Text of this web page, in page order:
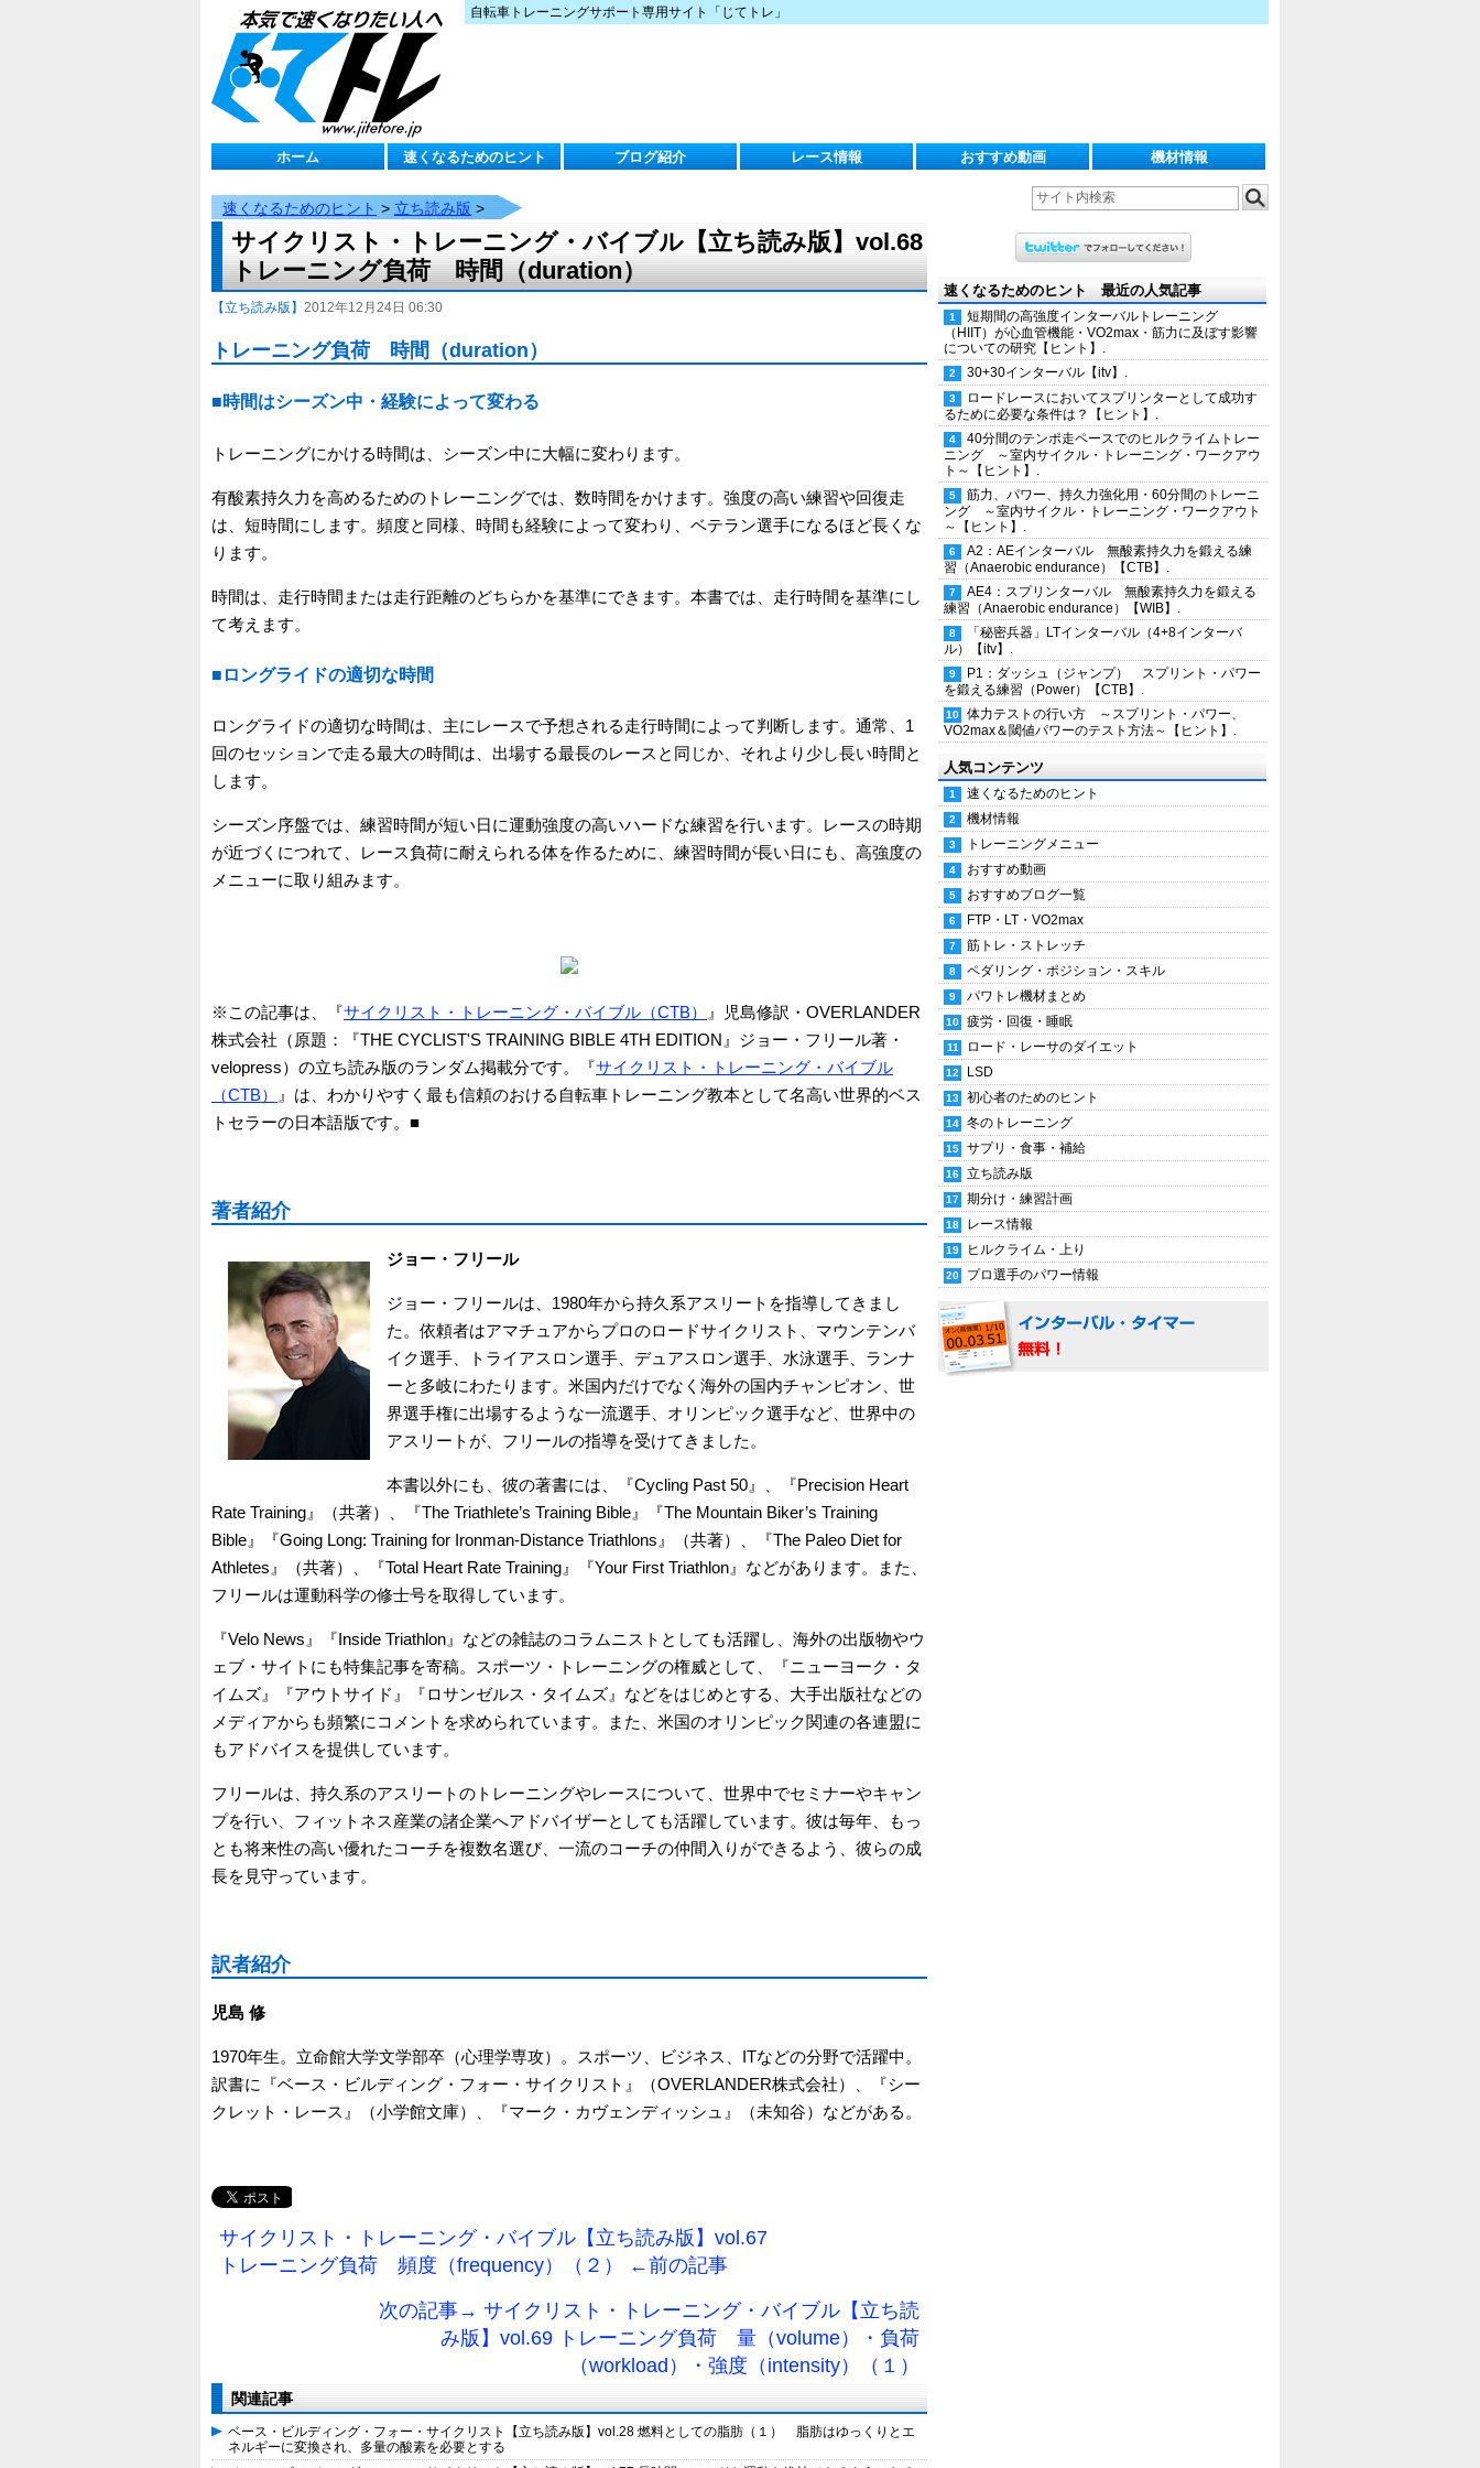
自転車トレーニングサポート専用サイト「じてトレ」
ホーム 速くなるためのヒント ブログ紹介 レース情報 おすすめ動画 機材情報
速くなるためのヒント > 立ち読み版 >
サイクリスト・トレーニング・バイブル【立ち読み版】vol.68
トレーニング負荷 時間（duration）
【立ち読み版】 2012年12月24日 06:30
トレーニング負荷 時間（duration）
■時間はシーズン中・経験によって変わる
トレーニングにかける時間は、シーズン中に大幅に変わります。
有酸素持久力を高めるためのトレーニングでは、数時間をかけます。強度の高い練習や回復走
は、短時間にします。頻度と同様、時間も経験によって変わり、ベテラン選手になるほど長くな
ります。
時間は、走行時間または走行距離のどちらかを基準にできます。本書では、走行時間を基準にし
て考えます。
■ロングライドの適切な時間
ロングライドの適切な時間は、主にレースで予想される走行時間によって判断します。通常、1
回のセッションで走る最大の時間は、出場する最長のレースと同じか、それより少し長い時間と
します。
シーズン序盤では、練習時間が短い日に運動強度の高いハードな練習を行います。レースの時期
が近づくにつれて、レース負荷に耐えられる体を作るために、練習時間が長い日にも、高強度の
メニューに取り組みます。
※この記事は、『サイクリスト・トレーニング・バイブル（CTB）
』児島修訳・OVERLANDER
株式会社（原題：『THE CYCLIST'S TRAINING BIBLE 4TH EDITION』ジョー・フリール著・
velopress）の立ち読み版のランダム掲載分です。『サイクリスト・トレーニング・バイブル
（CTB）
』は、わかりやすく最も信頼のおける自転車トレーニング教本として名高い世界的ベス
トセラーの日本語版です。■
著者紹介
ジョー・フリール
ジョー・フリールは、1980年から持久系アスリートを指導してきまし
た。依頼者はアマチュアからプロのロードサイクリスト、マウンテンバ
イク選手、トライアスロン選手、デュアスロン選手、水泳選手、ランナ
ーと多岐にわたります。米国内だけでなく海外の国内チャンピオン、世
界選手権に出場するような一流選手、オリンピック選手など、世界中の
アスリートが、フリールの指導を受けてきました。
本書以外にも、彼の著書には、『Cycling Past 50』、『Precision Heart
Rate Training』（共著）、『The Triathlete’s Training Bible』『The Mountain Biker’s Training
Bible』『Going Long: Training for Ironman-Distance Triathlons』（共著）、『The Paleo Diet for
Athletes』（共著）、『Total Heart Rate Training』『Your First Triathlon』などがあります。また、
フリールは運動科学の修士号を取得しています。
『Velo News』『Inside Triathlon』などの雑誌のコラムニストとしても活躍し、海外の出版物やウ
ェブ・サイトにも特集記事を寄稿。スポーツ・トレーニングの権威として、『ニューヨーク・タ
イムズ』『アウトサイド』『ロサンゼルス・タイムズ』などをはじめとする、大手出版社などの
メディアからも頻繁にコメントを求められています。また、米国のオリンピック関連の各連盟に
もアドバイスを提供しています。
フリールは、持久系のアスリートのトレーニングやレースについて、世界中でセミナーやキャン
プを行い、フィットネス産業の諸企業へアドバイザーとしても活躍しています。彼は毎年、もっ
とも将来性の高い優れたコーチを複数名選び、一流のコーチの仲間入りができるよう、彼らの成
長を見守っています。
訳者紹介
児島 修
1970年生。立命館大学文学部卒（心理学専攻）。スポーツ、ビジネス、ITなどの分野で活躍中。
訳書に『ベース・ビルディング・フォー・サイクリスト』（OVERLANDER株式会社）、『シー
クレット・レース』（小学館文庫）、『マーク・カヴェンディッシュ』（未知谷）などがある。
サイクリスト・トレーニング・バイブル【立ち読み版】vol.67
トレーニング負荷 頻度（frequency）（２） ←前の記事
次の記事→ サイクリスト・トレーニング・バイブル【立ち読
み版】vol.69 トレーニング負荷 量（volume）・負荷
（workload）・強度（intensity）（１）
関連記事
ベース・ビルディング・フォー・サイクリスト【立ち読み版】vol.28 燃料としての脂肪（１） 脂肪はゆっくりとエ
ネルギーに変換され、多量の酸素を必要とする
速くなるためのヒント 最近の人気記事
短期間の高強度インターバルトレーニング
（HIIT）が心血管機能・VO2max・筋力に及ぼす影響
についての研究【ヒント】.
30+30インターバル【itv】.
ロードレースにおいてスプリンターとして成功す
るために必要な条件は？【ヒント】.
40分間のテンポ走ペースでのヒルクライムトレー
ニング ～室内サイクル・トレーニング・ワークアウ
ト～【ヒント】.
筋力、パワー、持久力強化用・60分間のトレーニ
ング ～室内サイクル・トレーニング・ワークアウト
～【ヒント】.
A2：AEインターバル 無酸素持久力を鍛える練
習（Anaerobic endurance）【CTB】.
AE4：スプリンターバル 無酸素持久力を鍛える
練習（Anaerobic endurance）【WIB】.
「秘密兵器」LTインターバル（4+8インターバ
ル）【itv】.
P1：ダッシュ（ジャンプ） スプリント・パワー
を鍛える練習（Power）【CTB】.
体力テストの行い方 ～スプリント・パワー、
VO2max＆閾値パワーのテスト方法～【ヒント】.
人気コンテンツ
速くなるためのヒント
機材情報
トレーニングメニュー
おすすめ動画
おすすめブログ一覧
FTP・LT・VO2max
筋トレ・ストレッチ
ペダリング・ポジション・スキル
パワトレ機材まとめ
疲労・回復・睡眠
ロード・レーサのダイエット
LSD
初心者のためのヒント
冬のトレーニング
サプリ・食事・補給
立ち読み版
期分け・練習計画
レース情報
ヒルクライム・上り
プロ選手のパワー情報